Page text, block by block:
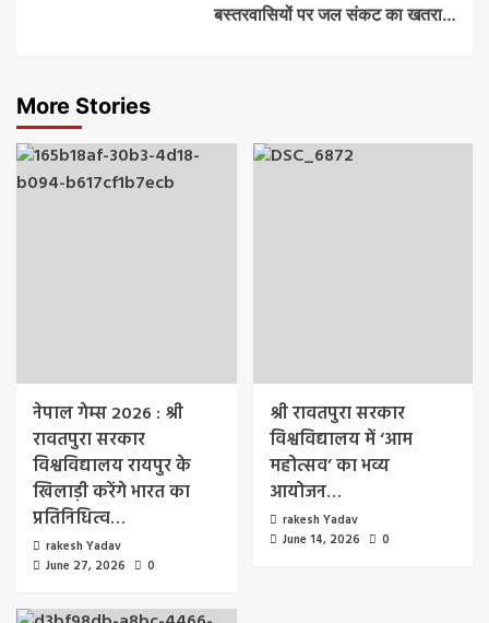
बस्तरवासियों पर जल संकट का खतरा…
More Stories
नेपाल गेम्स 2026 : श्री
रावतपुरा सरकार
विश्वविद्यालय रायपुर के
खिलाड़ी करेंगे भारत का
प्रतिनिधित्व…
rakesh Yadav
June 27, 2026
0
श्री रावतपुरा सरकार
विश्वविद्यालय में ‘आम
महोत्सव’ का भव्य
आयोजन…
rakesh Yadav
June 14, 2026
0